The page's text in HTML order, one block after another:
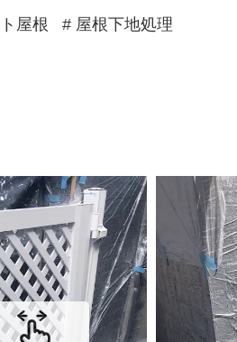
屋根 # 屋根下地処理